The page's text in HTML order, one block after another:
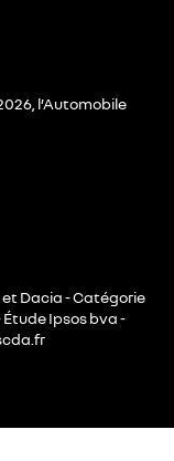
l’Automobile
Dacia - Catégorie
Ipsos bva -